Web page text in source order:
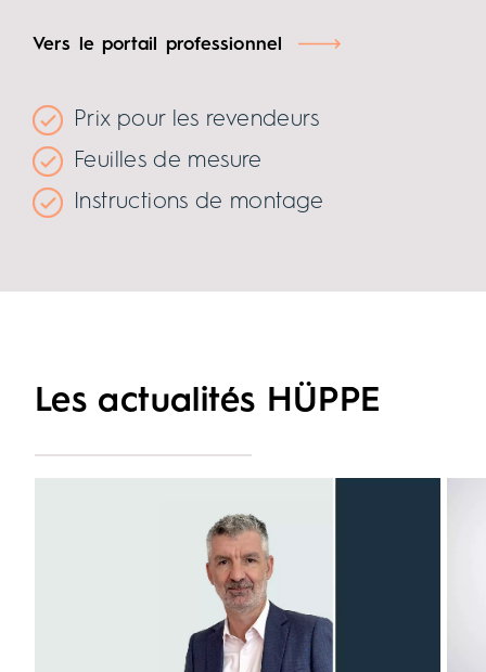
Vers le portail professionnel
Prix pour les revendeurs
Feuilles de mesure
Instructions de montage
Les actualités HÜPPE